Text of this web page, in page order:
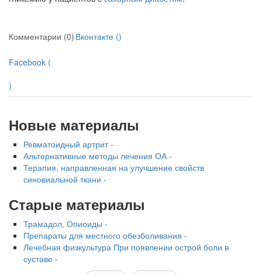
Комментарии (0) Вконтакте ()
Facebook (
)
Новые материалы
Ревматоидный артрит -
Альтернативные методы лечения ОА -
Терапия, направленная на улучшение свойств
синовиальной ткани -
Старые материалы
Трамадол, Опиоиды -
Препараты для местного обезболивания -
Лечебная физкультура При появлении острой боли в
суставе -